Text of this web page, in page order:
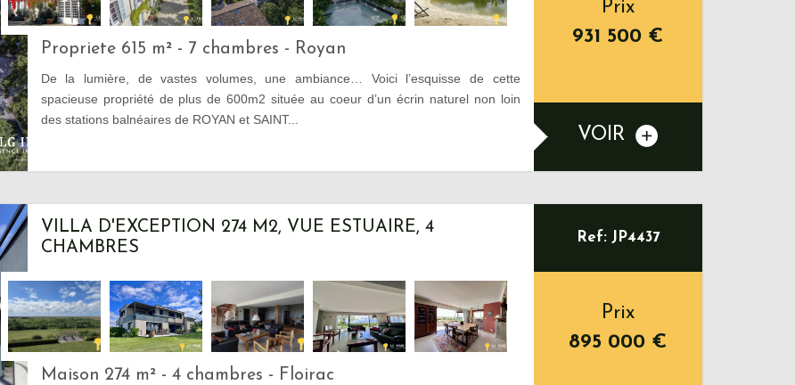
Propriete 615 m² - 7 chambres - Royan
De la lumière, de vastes volumes, une ambiance… Voici l’esquisse de cette
spacieuse propriété de plus de 600m2 située au coeur d’un écrin naturel non loin
des stations balnéaires de ROYAN et SAINT...
Prix
931 500 €
VOIR
VILLA D'EXCEPTION 274 M2, VUE ESTUAIRE, 4
CHAMBRES
Maison 274 m² - 4 chambres - Floirac
Ref: JP4437
Prix
895 000 €